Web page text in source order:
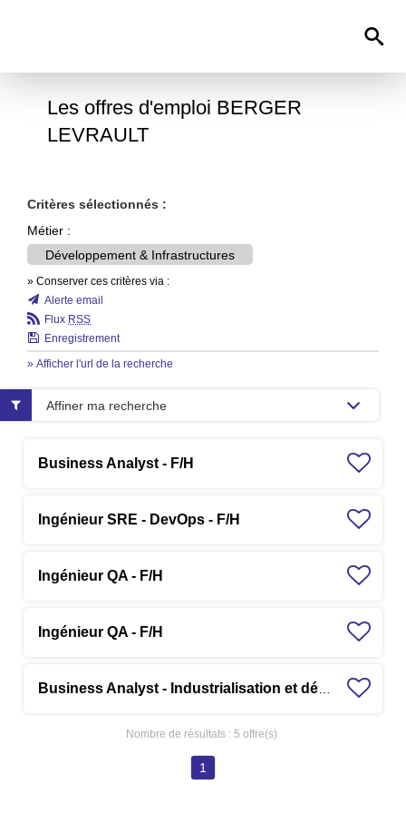
Les offres d'emploi BERGER
LEVRAULT
Critères sélectionnés :
Métier :
Développement & Infrastructures
» Conserver ces critères via :
Alerte email
Flux RSS
Enregistrement
» Afficher l'url de la recherche
Business Analyst - F/H
Ingénieur SRE - DevOps - F/H
Ingénieur QA - F/H
Ingénieur QA - F/H
Affiner ma recherche
Nombre de résultats : 5 offre(s)
1